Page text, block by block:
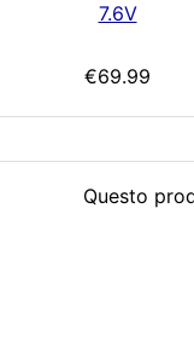
7.6V
€69.99
Questo